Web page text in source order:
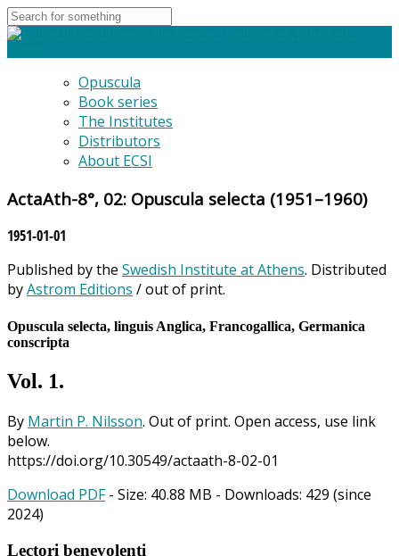
Opuscula
Book series
The Institutes
Distributors
About ECSI
ActaAth-8°, 02: Opuscula selecta (1951–1960)
1951-01-01
Published by the Swedish Institute at Athens. Distributed
byAstrom Editions / out of print.
Opuscula selecta, linguis Anglica, Francogallica, Germanica
conscripta
Vol. 1.
By Martin P. Nilsson. Out of print. Open access, use link
below.
https://doi.org/10.30549/actaath-8-02-01
Download PDF- Size: 40.88 MB - Downloads: 429 (since
2024)
Lectori benevolenti